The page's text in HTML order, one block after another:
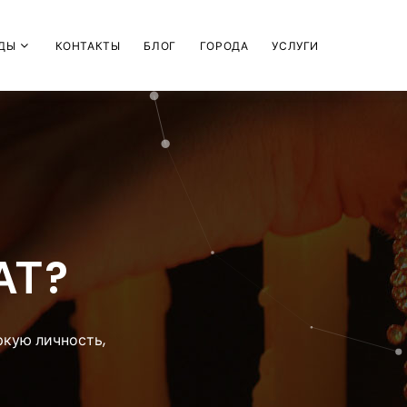
КОНТАКТЫ БЛОГ ГОРОДА УСЛУГИ
личность,